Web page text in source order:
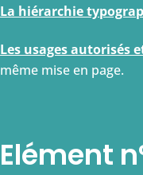
La hiérarchie
Les usages autorisés
même mise en page.
Elément